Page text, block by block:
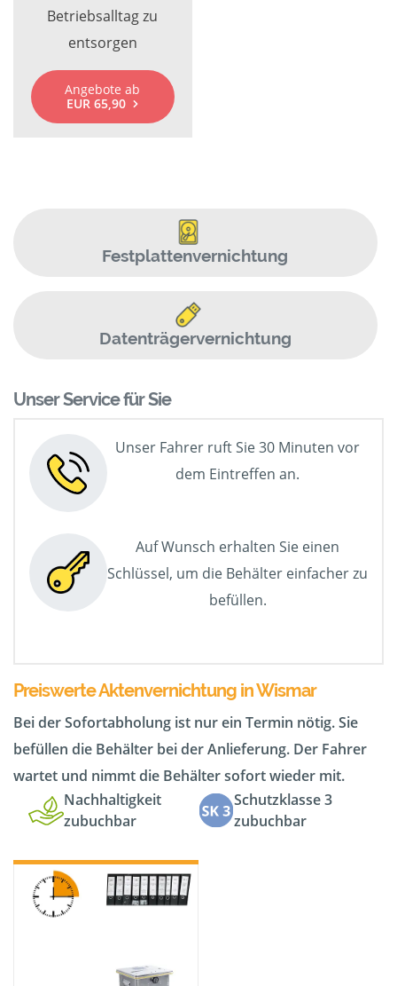
Betriebsalltag zu
entsorgen
Angebote ab
EUR 65,90
Festplattenvernichtung
Datenträgervernichtung
Unser Service für Sie
Unser Fahrer ruft Sie 30 Minuten vor
dem Eintreffen an.
Auf Wunsch erhalten Sie einen
Schlüssel, um die Behälter einfacher zu
befüllen.
Preiswerte Aktenvernichtung in Wismar
Bei der Sofortabholung ist nur ein Termin nötig. Sie
befüllen die Behälter bei der Anlieferung. Der Fahrer
wartet und nimmt die Behälter sofort wieder mit.
Nachhaltigkeit
zubuchbar
Schutzklasse 3
zubuchbar